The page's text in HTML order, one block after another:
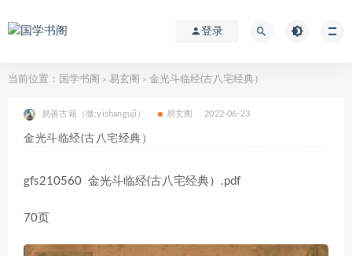
登录
当前位置： 国学书阁 > 易玄阁 > 金光斗临经(古八宅经典）
易善古籍（微:yishanguji） 易玄阁 2022-06-23
金光斗临经(古八宅经典）
gfs210560 金光斗临经(古八宅经典）.pdf
70页